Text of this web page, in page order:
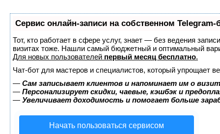
Сервис онлайн-записи на собственном Telegram-
Тот, кто работает в сфере услуг, знает — без ведения
визитах тоже. Нашли самый бюджетный и оптимальный
Для новых пользователей первый месяц бесплатно.
Чат-бот для мастеров и специалистов, который упрощает
— Сам записывает клиентов и напоминает им о
— Персонализирует скидки, чаевые, кэшбэк и
— Увеличивает доходимость и помогает больше
Начать пользоваться сервисом